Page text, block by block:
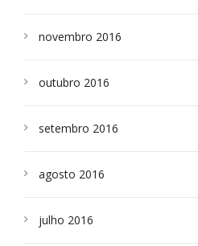
novembro 2016
outubro 2016
setembro 2016
agosto 2016
julho 2016